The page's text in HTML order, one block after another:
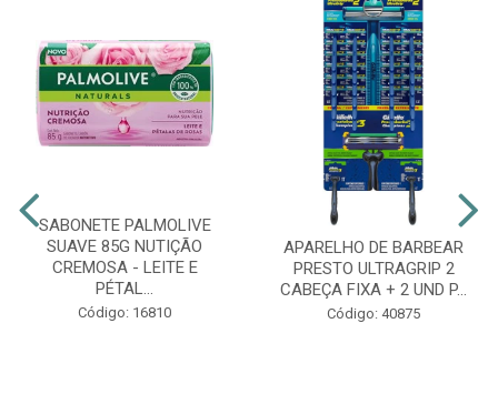
SABONETE PALMOLIVE
SUAVE 85G NUTIÇÃO
CREMOSA - LEITE E
PÉTAL...
Código: 16810
APARELHO DE BARBEAR
PRESTO ULTRAGRIP 2
CABEÇA FIXA + 2 UND P...
Código: 40875